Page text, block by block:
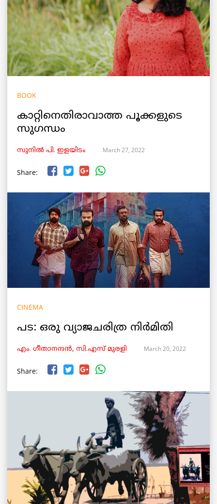
BOOK
കാറ്റിനെതിരാവാത്ത പൂക്കളുടെ
സുഗന്ധം
സുനിൽ പി. ഇളയിടം March 27, 2022
Share:
CINEMA
പട: ഒരു വ്യാജചരിത്ര നിർമിതി
എം. ഗീതാനന്ദൻ, സി.എസ് മുരളി March 20, 2022
Share: